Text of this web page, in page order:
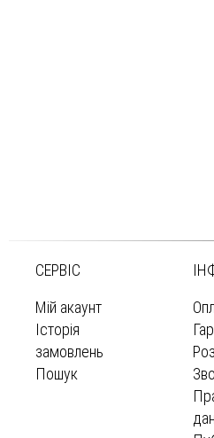
СЕРВІС
Мій акаунт
Історія
замовлень
Пошук